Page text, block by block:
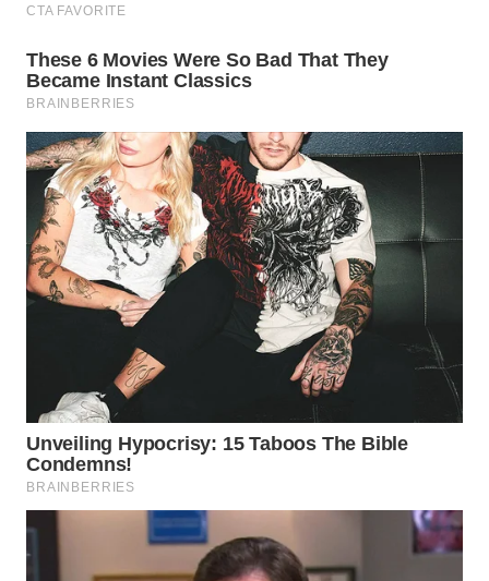
WN
CIANJUR
WN
KEPULAUAN
SERIBU
TANGERANG
WN
CIREBON
WN